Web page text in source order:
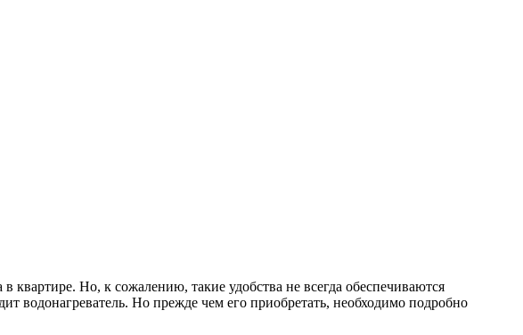
квартире. Но, к сожалению, такие удобства не всегда обеспечиваются
водонагреватель. Но прежде чем его приобретать, необходимо подробно